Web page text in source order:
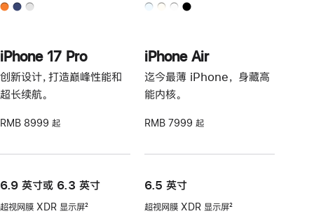
iPhone 17 Pro
创新设计，打造巅峰性能和
超长续航。
RMB 8999 起
6.9 英寸或 6.3 英寸
超视网膜 XDR 显示屏2
iPhone Air
迄今最薄 iPhone， 身藏高
能内核。
RMB 7999 起
6.5 英寸
超视网膜 XDR 显示屏2